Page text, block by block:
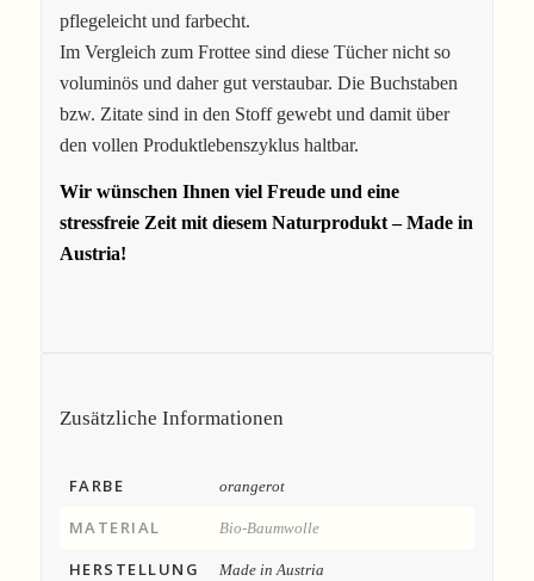
pflegeleicht und farbecht.
Im Vergleich zum Frottee sind diese Tücher nicht so
voluminös und daher gut verstaubar. Die Buchstaben
bzw. Zitate sind in den Stoff gewebt und damit über
den vollen Produktlebenszyklus haltbar.
Wir wünschen Ihnen viel Freude und eine
stressfreie Zeit mit diesem Naturprodukt – Made in
Austria!
Zusätzliche Informationen
FARBE orangerot
MATERIAL Bio-Baumwolle
HERSTELLUNG Made in Austria